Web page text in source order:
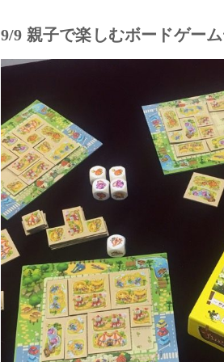
9/9 親子で楽しむボードゲー